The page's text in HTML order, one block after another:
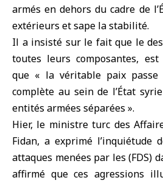
armés en dehors du cadre de
extérieurs et sape la stabilité.
Il a insisté sur le fait que le
toutes leurs composantes,
que « la véritable paix
complète au sein de l’État
entités armées séparées ».
Hier, le ministre turc des
Fidan, a exprimé l’inquiétude
attaques menées par les (FDS)
affirmé que ces agressions